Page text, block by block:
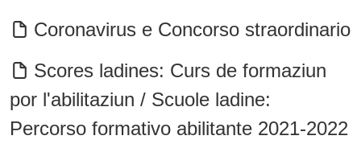
Coronavirus e Concorso straordinario
Scores ladines: Curs de formaziun
por l'abilitaziun / Scuole ladine:
Percorso formativo abilitante 2021-2022